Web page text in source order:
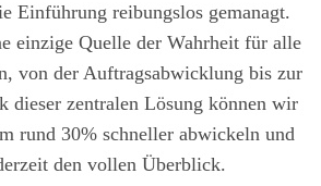
Ein­füh­rung rei­bungs­los gema­nagt.
ein­zi­ge Quel­le der Wahr­heit für alle
von der Auf­trags­ab­wick­lung bis zur
die­ser zen­tra­len Lösung kön­nen wir
rund 30% schnel­ler abwi­ckeln und
den vol­len Über­blick.